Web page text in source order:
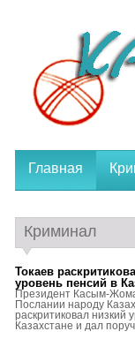
Главная
Криминал
Токаев
уровень пенсий в
Президент Касым-
Послании народу
раскритиковал низкий
Казахстане и дал